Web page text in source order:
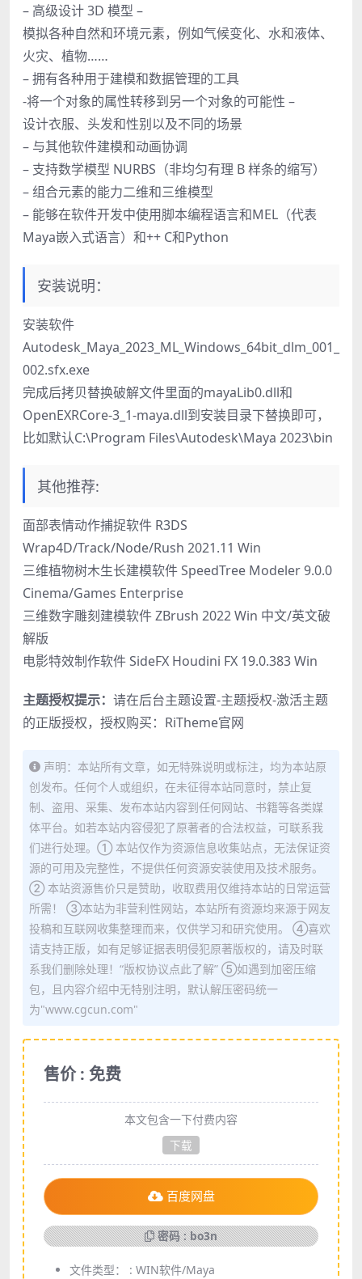
– 高级设计 3D 模型 –
模拟各种自然和环境元素，例如气候变化、水和液体、
火灾、植物……
– 拥有各种用于建模和数据管理的工具
-将一个对象的属性转移到另一个对象的可能性 –
设计衣服、头发和性别以及不同的场景
– 与其他软件建模和动画协调
– 支持数学模型 NURBS（非均匀有理 B 样条的缩写）
– 组合元素的能力二维和三维模型
– 能够在软件开发中使用脚本编程语言和MEL（代表
Maya嵌入式语言）和++ C和Python
安装说明：
安装软件
Autodesk_Maya_2023_ML_Windows_64bit_dlm_001_
002.sfx.exe
完成后拷贝替换破解文件里面的mayaLib0.dll和
OpenEXRCore-3_1-maya.dll到安装目录下替换即可，
比如默认C:\Program Files\Autodesk\Maya 2023\bin
其他推荐:
面部表情动作捕捉软件 R3DS
Wrap4D/Track/Node/Rush 2021.11 Win
三维植物树木生长建模软件 SpeedTree Modeler 9.0.0
Cinema/Games Enterprise
三维数字雕刻建模软件 ZBrush 2022 Win 中文/英文破
解版
电影特效制作软件 SideFX Houdini FX 19.0.383 Win
主题授权提示： 请在后台主题设置-主题授权-激活主题
的正版授权，授权购买： RiTheme官网
声明：本站所有文章，如无特殊说明或标注，均为本站原
创发布。任何个人或组织，在未征得本站同意时，禁止复
制、盗用、采集、发布本站内容到任何网站、书籍等各类媒
体平台。如若本站内容侵犯了原著者的合法权益，可联系我
们进行处理。① 本站仅作为资源信息收集站点，无法保证资
源的可用及完整性，不提供任何资源安装使用及技术服务。
② 本站资源售价只是赞助，收取费用仅维持本站的日常运营
所需！ ③本站为非营利性网站，本站所有资源均来源于网友
投稿和互联网收集整理而来，仅供学习和研究使用。 ④喜欢
请支持正版，如有足够证据表明侵犯原著版权的，请及时联
系我们删除处理！“版权协议点此了解” ⑤如遇到加密压缩
包，且内容介绍中无特别注明，默认解压密码统一
为"www.cgcun.com"
售价 : 免费
本文包含一下付费内容
下载
百度网盘
密码 : bo3n
文件类型： : WIN软件/Maya